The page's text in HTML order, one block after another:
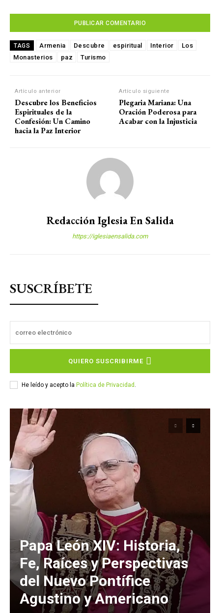
TAGS Armenia Descubre espiritual Interior
Los
Monasterios
paz Turismo
Artículo anterior
Descubre los Beneficios
Espirituales de la
Confesión: Un Camino
hacia la Paz Interior
Artículo siguiente
Plegaria Mariana: Una
Oración Poderosa para
Acabar con la Injusticia
Redacción Iglesia En Salida
https://iglesiaensalida.com
SUSCRÍBETE
QUIERO SUSCRIBIRME
He leído y acepto la Política de Privacidad
Papa León XIV: Historia,
Fe, Raíces y Perspectivas
del Nuevo Pontífice
Agustino y Americano